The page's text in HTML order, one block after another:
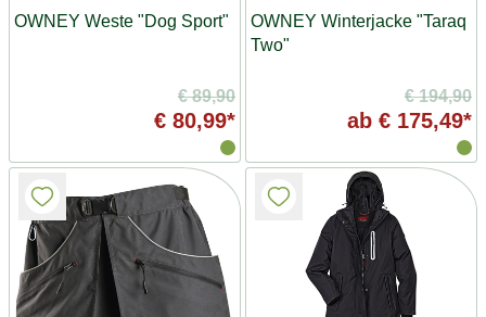
OWNEY Weste "Dog Sport"
€ 89,90
€ 80,99*
OWNEY Winterjacke "Taraq
Two"
€ 194,90
ab € 175,49*